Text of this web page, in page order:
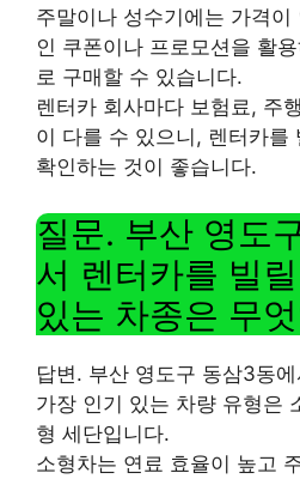
주말이나 성수기에는 가격
인 쿠폰이나 프로모션을 활
로 구매할 수 있습니다.
렌터카 회사마다 보험료, 주
이 다를 수 있으니, 렌터카를
확인하는 것이 좋습니다.
질문. 부산 영도
서 렌터카를 빌
있는 차종은 무
답변. 부산 영도구 동삼3동
가장 인기 있는 차량 유형은
형 세단입니다.
소형차는 연료 효율이 높고